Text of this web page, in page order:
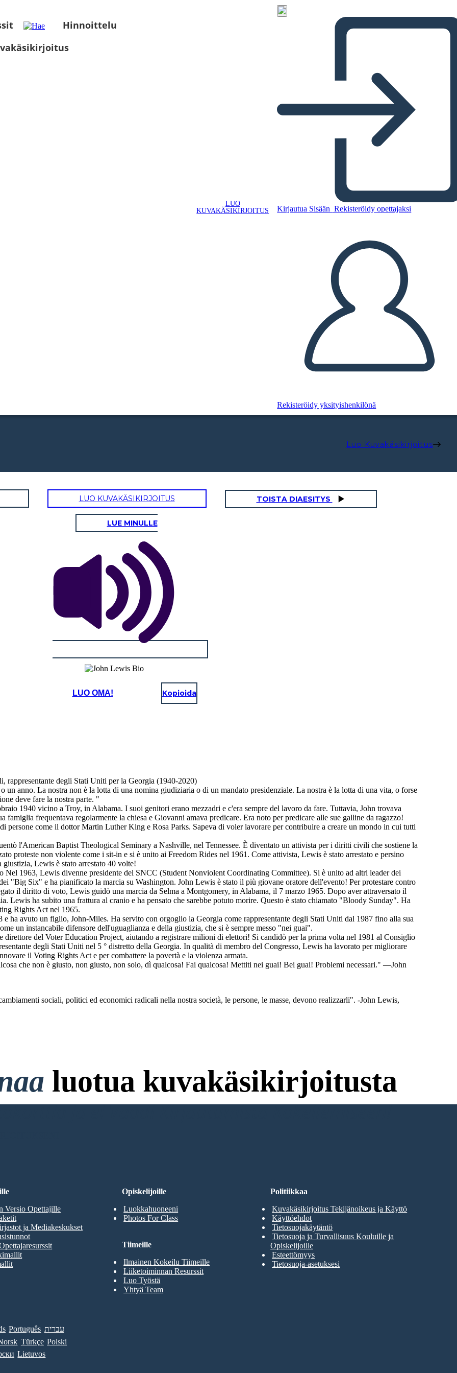
Hinnoittelu
LUO
KUVAKÄSIKIRJOITUS
Kirjautua Sisään Rekisteröidy opettajaksi
Rekisteröidy yksityishenkilönä
Luo Kuvakäsikirjoitus
LUO KUVAKÄSIKIRJOITUS TOISTA DIAESITYS
LUE MINULLE
LUO OMA! Kopioida
rappresentante degli Stati Uniti per la Georgia (1940-2020)
un anno. La nostra non è la lotta di una nomina giudiziaria o di un mandato presidenziale. La nostra è la lotta di una vita, o forse
deve fare la nostra parte. "
1940 vicino a Troy, in Alabama. I suoi genitori erano mezzadri e c'era sempre del lavoro da fare. Tuttavia, John trovava
famiglia frequentava regolarmente la chiesa e Giovanni amava predicare. Era noto per predicare alle sue galline da ragazzo!
persone come il dottor Martin Luther King e Rosa Parks. Sapeva di voler lavorare per contribuire a creare un mondo in cui tutti
l'American Baptist Theological Seminary a Nashville, nel Tennessee. È diventato un attivista per i diritti civili che sostiene la
proteste non violente come i sit-in e si è unito ai Freedom Rides nel 1961. Come attivista, Lewis è stato arrestato e persino
Lewis è stato arrestato 40 volte!
Nel 1963, Lewis divenne presidente del SNCC (Student Nonviolent Coordinating Committee). Si è unito ad altri leader dei
"Big Six" e ha pianificato la marcia su Washington. John Lewis è stato il più giovane oratore dell'evento! Per protestare contro
il diritto di voto, Lewis guidò una marcia da Selma a Montgomery, in Alabama, il 7 marzo 1965. Dopo aver attraversato il
Lewis ha subito una frattura al cranio e ha pensato che sarebbe potuto morire. Questo è stato chiamato "Bloody Sunday". Ha
Rights Act nel 1965.
ha avuto un figlio, John-Miles. Ha servito con orgoglio la Georgia come rappresentante degli Stati Uniti dal 1987 fino alla sua
un instancabile difensore dell'uguaglianza e della giustizia, che si è sempre messo "nei guai".
del Voter Education Project, aiutando a registrare milioni di elettori! Si candidò per la prima volta nel 1981 al Consiglio
degli Stati Uniti nel 5 ° distretto della Georgia. In qualità di membro del Congresso, Lewis ha lavorato per migliorare
il Voting Rights Act e per combattere la povertà e la violenza armata.
che non è giusto, non giusto, non solo, dì qualcosa! Fai qualcosa! Mettiti nei guai! Bei guai! Problemi necessari." —John
sociali, politici ed economici radicali nella nostra società, le persone, le masse, devono realizzarli". -John Lewis,
luotua kuvakäsikirjoitusta
ja ei Vaadi Kirjautumista Kokeilemiseen!
Opiskelijoille
Luokkahuoneeni
Photos For Class
Versio Opettajille
ja Mediakeskukset
Tiimeille
Ilmainen Kokeilu Tiimeille
Liiketoiminnan Resurssit
Luo Työstä
Yhtyä Team
Politiikkaa
Kuvakäsikirjoitus Tekijänoikeus ja Käyttö
Käyttöehdot
Tietosuojakäytäntö
Tietosuoja ja Turvallisuus Kouluille ja
Opiskelijoille
Esteettömyys
Tietosuoja-asetuksesi
Português עברית
Türkçe Polski
Lietuvos